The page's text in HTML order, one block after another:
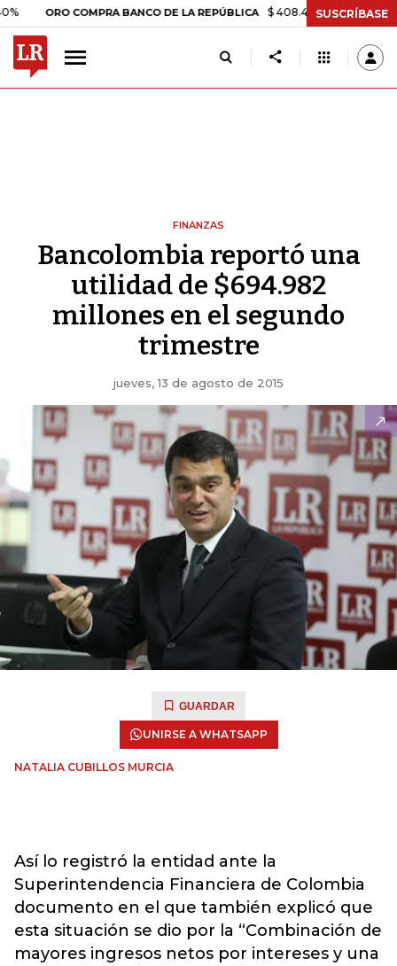
ORO COMPRA BANCO DE LA REPÚBLICA $ 408.498,97 +$ 8.753,81
SUSCRÍBASE
FINANZAS
Bancolombia reportó una
utilidad de $694.982
millones en el segundo
trimestre
jueves, 13 de agosto de 2015
GUARDAR
UNIRSE A WHATSAPP
NATALIA CUBILLOS MURCIA
Así lo registró la entidad ante la
Superintendencia Financiera de Colombia
documento en el que también explicó que
esta situación se dio por la “Combinación de
mayores ingresos netos por intereses y una